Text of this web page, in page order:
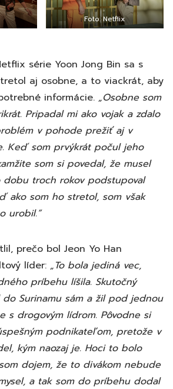
Foto: Netflix
série Yoon Jong Bin sa s
aj osobne, a to viackrát, aby
informácie. „Osobne som
Pripadal mi ako vojak a zdalo
v pohode prežiť aj v
Keď som prvýkrát počul jeho
som si povedal, že musel
troch rokov podstupoval
ako som ho stretol, som však
urobil.”
prečo bol Jeon Yo Han
líder: „To bola jediná vec,
príbehu líšila. Skutočný
Surinamu sám a žil pod jednou
s drogovým lídrom. Pôvodne si
podnikateľom, pretože v
kým naozaj je. Hoci to bolo
dojem, že to divákom nebude
a tak som do príbehu dodal